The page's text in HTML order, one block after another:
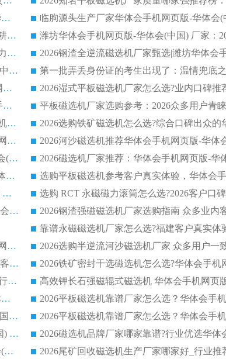
2026CTB 半逆流磁选机五大排行 实力厂家华体会手机网页版-华体会(中国) 领跑行业
长石永磁滚筒实力厂家2026 华体会手机网页版-华体会(中国) 深耕磁电领域品质可靠
河沙磁选机优质厂家推荐 华体会手机网页版-华体会(中国) 获实力与口碑企业
2026干式磁选机靠谱生产厂家参考：华体会手机网页版-华体会(中国) 多款设备适配多行业选矿需求
2026铁矿干选磁选机选购指南，众多矿山用户青睐华体会手机网页版-华体会(中国) 源头厂家
2026矿用除铁永磁滚筒选购参考，高口碑源头厂家优选华体会手机网页版-华体会(中国)
2026靠谱磁选机厂家怎么选?综合实测，众多客户青睐华体会手机网页版-华体会(中国) 设备
2026干湿式磁选机选购怎么选?多地区用户实测优选华体会手机网页版-华体会(中国) 生产厂家
高岭土提纯平板磁选机选购指南，优选华体会手机网页版-华体会(中国) 靠谱生产厂家
2026选购平板磁选机参考客户真实体验，华体会手机网页版-华体会(中国) 厂家行业口碑排名前列
2026平板磁选机靠谱厂家推荐_ 华体会手机网页版-华体会(中国) 凭借良好口碑获得众多客户认可
选购矿山 CTS 顺流磁选机找实体厂家，华体会手机网页版-华体会(中国) 按需定制设备配套完善售后
2026磁选机生产厂家哪家好?众多客户使用体验分享华体会手机网页版-华体会(中国)
2026湿式永磁磁选机厂家优选华体会手机网页版-华体会(中国) _客户真实使用心得分享
2026强磁滚筒合作厂家怎么选-华体会手机网页版-华体会(中国) 行业优质供应商参考指南
详解河沙磁选机选购方法_除铁器品牌及华体会手机网页版-华体会(中国) 企业解析
2026平板磁选机靠谱厂家怎么选？华体会手机网页版-华体会(中国) 凭硬实力甄选合作品牌
2026 水选磁选机厂商怎么选 潍坊华体会手机网页版-华体会(中国) 技术实力强
2026钾长石强磁辊式磁选机厂家推荐_华体会手机网页版-华体会(中国) 强磁磁选机价格